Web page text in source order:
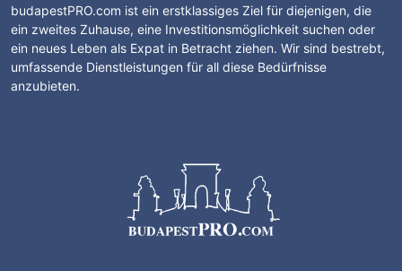
budapestPRO.com ist ein erstklassiges Ziel für diejenigen, die
ein zweites Zuhause, eine Investitionsmöglichkeit suchen oder
ein neues Leben als Expat in Betracht ziehen. Wir sind bestrebt,
umfassende Dienstleistungen für all diese Bedürfnisse
anzubieten.